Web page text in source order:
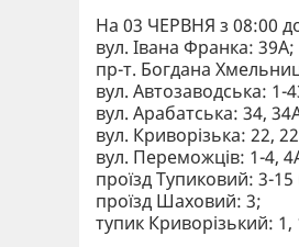
На 03 ЧЕРВНЯ з 08:00
вул. Івана Франка: 39А;
пр-т. Богдана
вул. Автозаводська: 1-
вул. Арабатська: 34,
вул. Криворізька: 22,
вул. Переможців: 1-4,
проїзд Тупиковий: 3-
проїзд Шаховий: 3;
тупик Криворізький: